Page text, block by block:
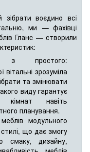
воєдино всі
ми — фахівці
Гланс — створили
простого:
вітальні зрозуміла
та змінювати
виду гарантує
кімнат навіть
планування.
модульного
що дає змогу
смаку, дизайну,